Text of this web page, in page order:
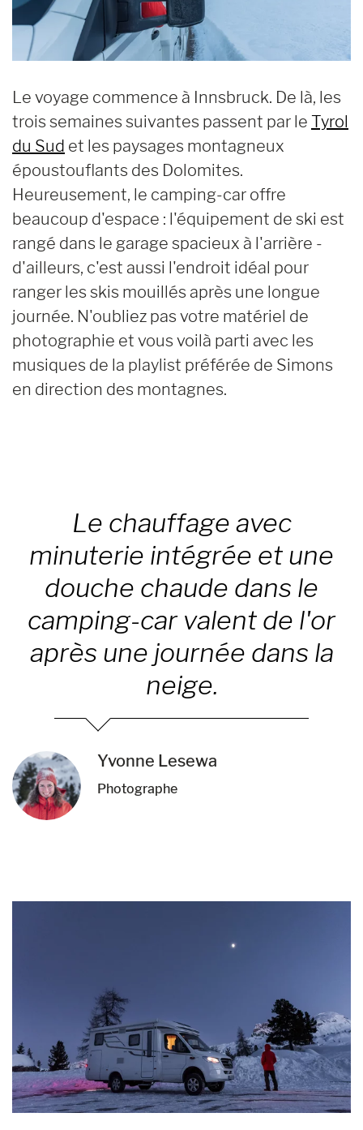
Le voyage commence à Innsbruck. De là, les
trois semaines suivantes passent par le Tyrol
du Sud et les paysages montagneux
époustouflants des Dolomites.
Heureusement, le camping-car offre
beaucoup d'espace : l'équipement de ski est
rangé dans le garage spacieux à l'arrière -
d'ailleurs, c'est aussi l'endroit idéal pour
ranger les skis mouillés après une longue
journée. N'oubliez pas votre matériel de
photographie et vous voilà parti avec les
musiques de la playlist préférée de Simons
en direction des montagnes.
Le chauffage avec
minuterie intégrée et une
douche chaude dans le
camping-car valent de l'or
après une journée dans la
neige.
Yvonne Lesewa
Photographe